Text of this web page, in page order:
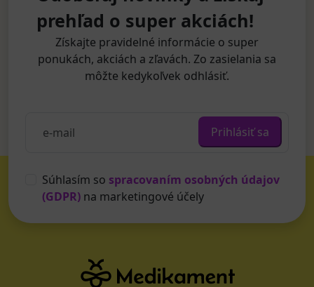
prehľad o super akciách!
Získajte pravidelné informácie o super
ponukách, akciách a zľavách. Zo zasielania sa
môžte kedykoľvek odhlásiť.
Prihlásiť sa
Súhlasím so spracovaním osobných údajov
(GDPR) na marketingové účely